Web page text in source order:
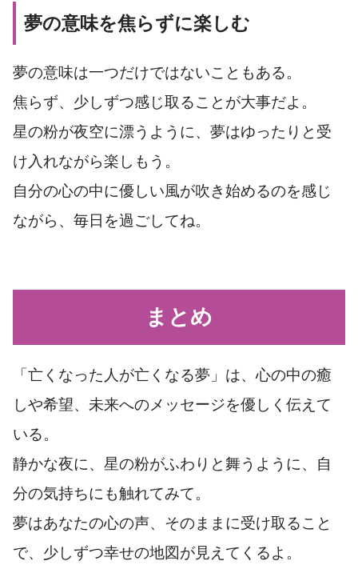
夢の意味を焦らずに楽しむ
夢の意味は一つだけではないこともある。
焦らず、少しずつ感じ取ることが大事だよ。
星の粉が夜空に漂うように、夢はゆったりと受
け入れながら楽しもう。
自分の心の中に優しい風が吹き始めるのを感じ
ながら、毎日を過ごしてね。
まとめ
「亡くなった人が亡くなる夢」は、心の中の癒
しや希望、未来へのメッセージを優しく伝えて
いる。
静かな夜に、星の粉がふわりと舞うように、自
分の気持ちにも触れてみて。
夢はあなたの心の声、そのままに受け取ること
で、少しずつ幸せの地図が見えてくるよ。